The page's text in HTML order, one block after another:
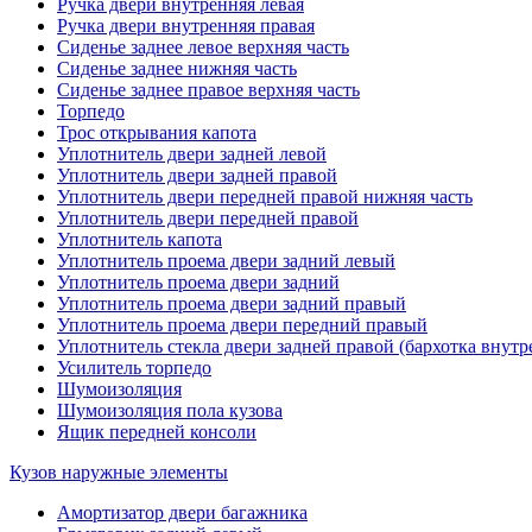
Ручка двери внутренняя правая
Сиденье заднее левое верхняя часть
Сиденье заднее нижняя часть
Сиденье заднее правое верхняя часть
Торпедо
Трос открывания капота
Уплотнитель двери задней левой
Уплотнитель двери задней правой
Уплотнитель двери передней правой нижняя часть
Уплотнитель двери передней правой
Уплотнитель капота
Уплотнитель проема двери задний левый
Уплотнитель проема двери задний
Уплотнитель проема двери задний правый
Уплотнитель проема двери передний правый
Уплотнитель стекла двери задней правой (бархотка
Усилитель торпедо
Шумоизоляция
Шумоизоляция пола кузова
Ящик передней консоли
Кузов наружные элементы
Амортизатор двери багажника